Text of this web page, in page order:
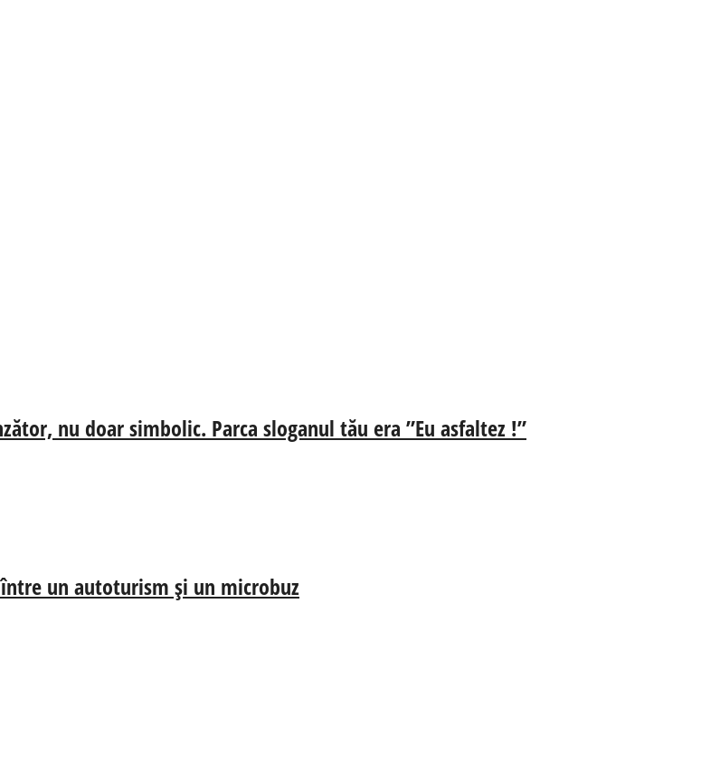
nu doar simbolic. Parca sloganul tău era ”Eu asfaltez !”
un autoturism și un microbuz